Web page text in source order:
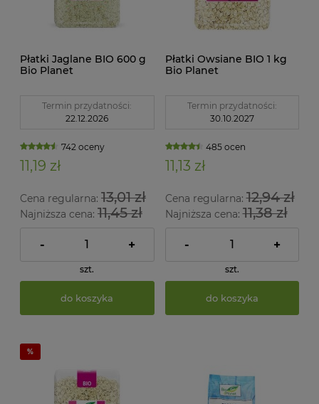
Płatki Jaglane BIO 600 g
Bio Planet
Termin przydatności:
22.12.2026
742 oceny
11,19 zł
Cena regularna: 13,01 zł
Najniższa cena: 11,45 zł
- +
szt.
do koszyka
Płatki Owsiane BIO 1 kg
Bio Planet
Termin przydatności:
30.10.2027
485 ocen
11,13 zł
Cena regularna:12,94 zł
Najniższa cena:11,38 zł
- +
szt.
do koszyka